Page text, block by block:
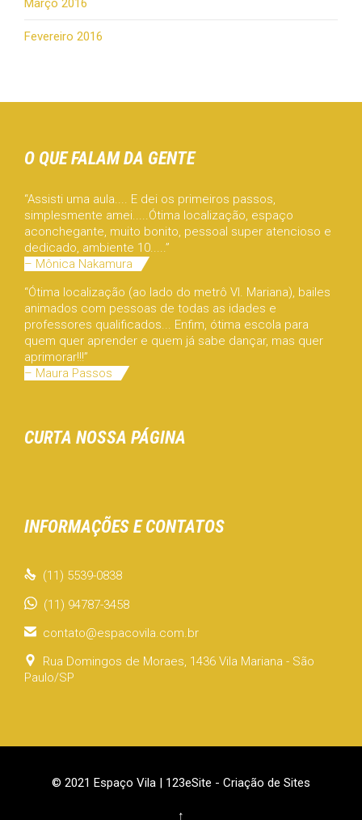
Março 2016
Fevereiro 2016
O QUE FALAM DA GENTE
“Assisti uma aula.... E dei os primeiros passos,
simplesmente amei.....Ótima localização, espaço
aconchegante, muito bonito, pessoal super atencioso e
dedicado, ambiente 10.....”
– Mônica Nakamura
“Ótima localização (ao lado do metrô Vl. Mariana), bailes
animados com pessoas de todas as idades e
professores qualificados... Enfim, ótima escola para
quem quer aprender e quem já sabe dançar, mas quer
aprimorar!!!”
– Maura Passos
CURTA NOSSA PÁGINA
INFORMAÇÕES E CONTATOS
 (11) 5539-0838
(11) 94787-3458
 contato@espacovila.com.br

Rua Domingos de Moraes, 1436 Vila Mariana - São
Paulo/SP
© 2021 Espaço Vila | 123eSite - Criação de Sites
↑